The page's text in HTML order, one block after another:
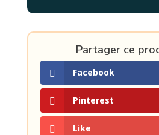
Partager ce
Facebook
Pinterest
Like